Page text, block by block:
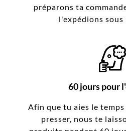
préparons ta
l'expédions sous
60 jours pour
Afin que tu aies le
presser, nous te